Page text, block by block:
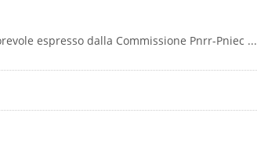
espresso dalla Commissione Pnrr-Pniec ...